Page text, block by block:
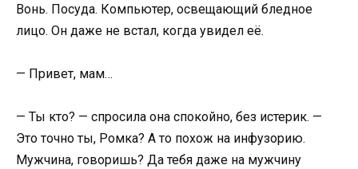
Вонь. Посуда. Компьютер, освещающий бледное
лицо. Он даже не встал, когда увидел её.
— Привет, мам…
— Ты кто? — спросила она спокойно, без истерик. —
Это точно ты, Ромка? А то похож на инфузорию.
Мужчина, говоришь? Да тебя даже на мужчину